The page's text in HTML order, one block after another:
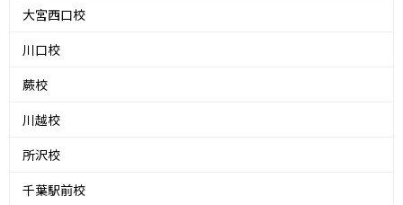
大宮西口校
川口校
蕨校
川越校
所沢校
千葉駅前校